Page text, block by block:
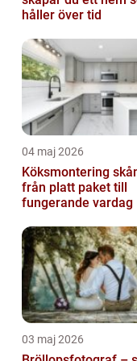
håller över tid
04 maj 2026
Köksmontering
från platt paket till
fungerande vardag
03 maj 2026